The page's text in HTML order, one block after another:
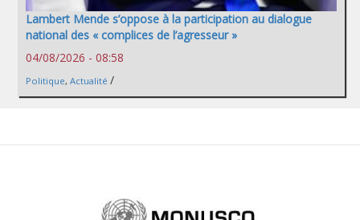
Lambert Mende s’oppose à la participation au dialogue
national des « complices de l’agresseur »
04/08/2026 - 08:58
Politique, Actualité /